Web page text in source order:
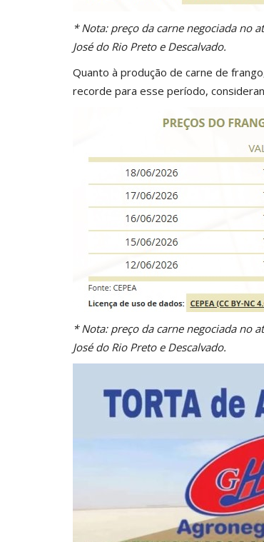
* Nota: preço da carne negociada no
José do Rio Preto e Descalvado.
Quanto à produção de carne de
recorde para esse período,
* Nota: preço da carne negociada no
José do Rio Preto e Descalvado.